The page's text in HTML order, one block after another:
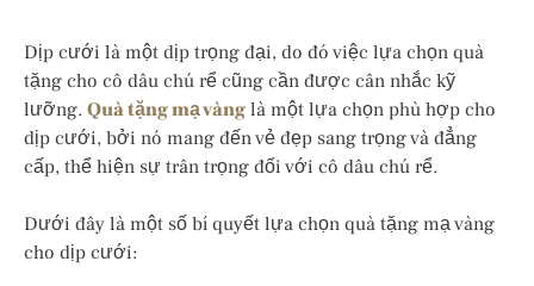
Dịp cưới là một dịp trọng đại, do đó việc lựa chọn quà
tặng cho cô dâu chú rể cũng cần được cân nhắc kỹ
lưỡng. Quà tặng mạ vàng là một lựa chọn phù hợp cho
dịp cưới, bởi nó mang đến vẻ đẹp sang trọng và đẳng
cấp, thể hiện sự trân trọng đối với cô dâu chú rể.
Dưới đây là một số bí quyết lựa chọn quà tặng mạ vàng
cho dịp cưới: